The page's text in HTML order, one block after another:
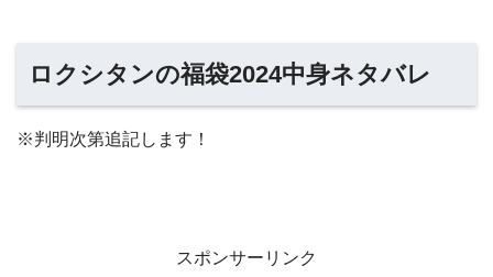
ロクシタンの福袋2024中身ネタバレ
※判明次第追記します！
スポンサーリンク